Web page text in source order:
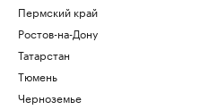
Пермский край
Ростов-на-Дону
Татарстан
Тюмень
Черноземье